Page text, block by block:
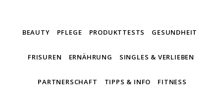
BEAUTY PFLEGE PRODUKTTESTS GESUNDHEIT
FRISUREN ERNÄHRUNG SINGLES & VERLIEBEN
PARTNERSCHAFT TIPPS & INFO FITNESS